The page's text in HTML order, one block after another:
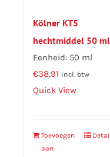
Kölner KT5
hechtmiddel 50 ml
Eenheid: 50 ml
€38,91 incl. btw
Quick View
Toevoegen
aan